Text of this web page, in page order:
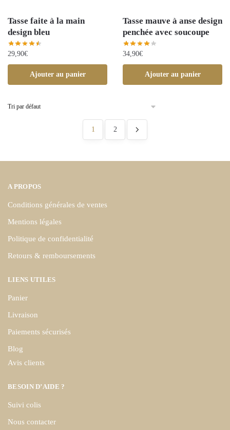
Tasse faite à la main
design bleu
29,90€
Ajouter au panier
Tasse mauve à anse design
penchée avec soucoupe
34,90€
Ajouter au panier
1 2
A PROPOS
Conditions générales de ventes
Mentions légales
Politique de confidentialité
Retours & remboursements
LIENS UTILES
Panier
Livraison
Paiements sécurisés
Blog
Avis clients
BESOIN D’AIDE ?
Suivi colis
Nous contacter